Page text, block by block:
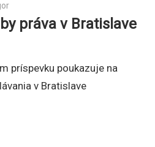
práva v Bratislave
príspevku poukazuje na
v Bratislave